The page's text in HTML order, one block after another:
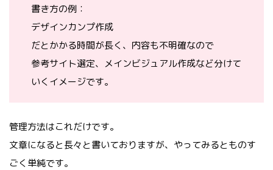
書き方の例：
デザインカンプ作成
だとかかる時間が長く、内容も不明確なので
参考サイト選定、メインビジュアル作成など分けて
いくイメージです。
管理方法はこれだけです。
文章になると長々と書いておりますが、やってみるとものす
ごく単純です。